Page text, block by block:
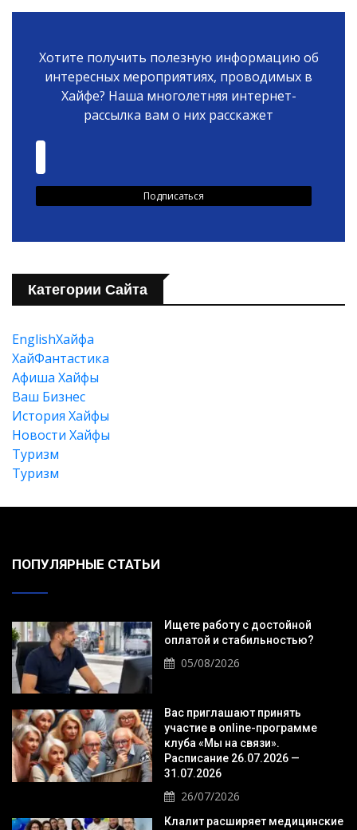
Хотите получить полезную информацию об
интересных мероприятиях, проводимых в
Хайфе? Наша многолетняя интернет-
рассылка вам о них расскажет
Категории Сайта
EnglishХайфа
XайФантастика
Афиша Хайфы
Ваш Бизнес
История Хайфы
Новости Хайфы
Туризм
Туризм
ПОПУЛЯРНЫЕ СТАТЬИ
Ищете работу с достойной
оплатой и стабильностью?
05/08/2026
Вас приглашают принять
участие в online-программе
клуба «Мы на связи».
Расписание 26.07.2026 —
31.07.2026
26/07/2026
Клалит расширяет медицинские